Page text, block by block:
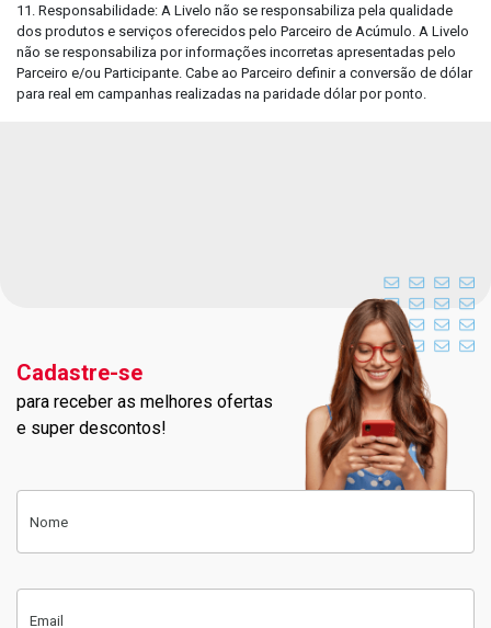
11. Responsabilidade: A Livelo não se responsabiliza pela qualidade
dos produtos e serviços oferecidos pelo Parceiro de Acúmulo. A Livelo
não se responsabiliza por informações incorretas apresentadas pelo
Parceiro e/ou Participante. Cabe ao Parceiro definir a conversão de dólar
para real em campanhas realizadas na paridade dólar por ponto.
Cadastre-se na nossa
Cadastre-se
para receber as melhores ofertas
e super descontos!
Nome
Email